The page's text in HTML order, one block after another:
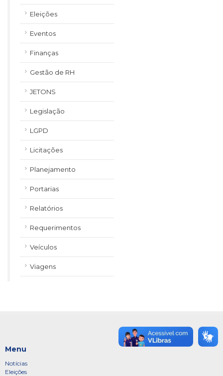
Eleições
Eventos
Finanças
Gestão de RH
JETONS
Legislação
LGPD
Licitações
Planejamento
Portarias
Relatórios
Requerimentos
Veículos
Viagens
Menu
Notícias
Eleições